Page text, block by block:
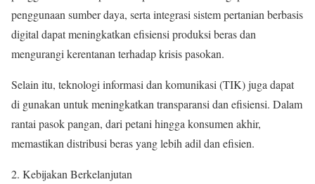
penggunaan sumber daya, serta integrasi sistem pertanian berbasis
digital dapat meningkatkan efisiensi produksi beras dan
mengurangi kerentanan terhadap krisis pasokan.
Selain itu, teknologi informasi dan komunikasi (TIK) juga dapat
di gunakan untuk meningkatkan transparansi dan efisiensi. Dalam
rantai pasok pangan, dari petani hingga konsumen akhir,
memastikan distribusi beras yang lebih adil dan efisien.
2. Kebijakan Berkelanjutan